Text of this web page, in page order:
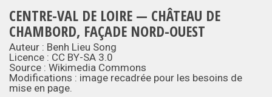
CENTRE-VAL DE LOIRE — CHÂTEAU DE
CHAMBORD, FAÇADE NORD-OUEST
Auteur : Benh Lieu Song
Licence : CC BY-SA 3.0
Source : Wikimedia Commons
Modifications : image recadrée pour les besoins de
mise en page.